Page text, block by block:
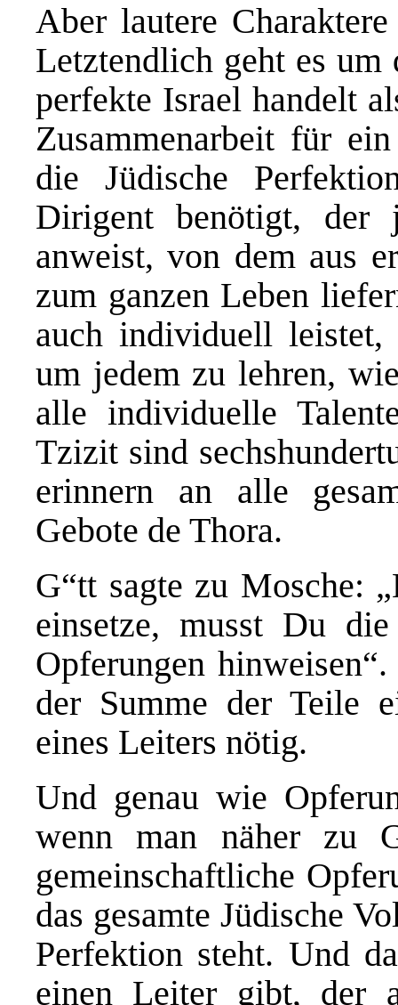
Aber lautere
Letztendlich geht es
perfekte Israel handelt
Zusammenarbeit für
die Jüdische
Dirigent benötigt, der
anweist, von dem aus
zum ganzen Leben
auch individuell
um jedem zu lehren,
alle individuelle
Tzizit sind
erinnern an alle
Gebote de Thora.
G“tt sagte zu Mosche:
einsetze, musst Du
Opferungen
der Summe der Teile
eines Leiters nötig.
Und genau wie
wenn man näher zu
gemeinschaftliche
das gesamte Jüdische
Perfektion steht. Und
einen Leiter gibt, der